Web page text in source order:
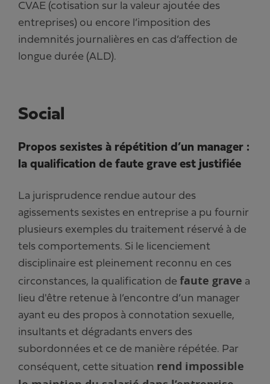
CVAE (cotisation sur la valeur ajoutée des
entreprises) ou encore l’imposition des
indemnités journalières en cas d’affection de
longue durée (ALD).
Social
Propos sexistes à répétition d’un manager :
la qualification de faute grave est justifiée
La jurisprudence rendue autour des
agissements sexistes en entreprise a pu fournir
plusieurs exemples du traitement réservé à de
tels comportements. Si le licenciement
disciplinaire est pleinement reconnu en ces
circonstances, la qualification de faute grave a
lieu d'être retenue à l’encontre d’un manager
ayant eu des propos à connotation sexuelle,
insultants et dégradants envers des
subordonnées et ce de manière répétée. Par
conséquent, cette situation rend impossible